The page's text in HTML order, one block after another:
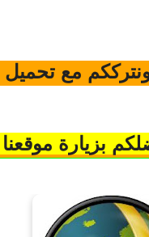
مع تحميل
بزيارة موقعنا